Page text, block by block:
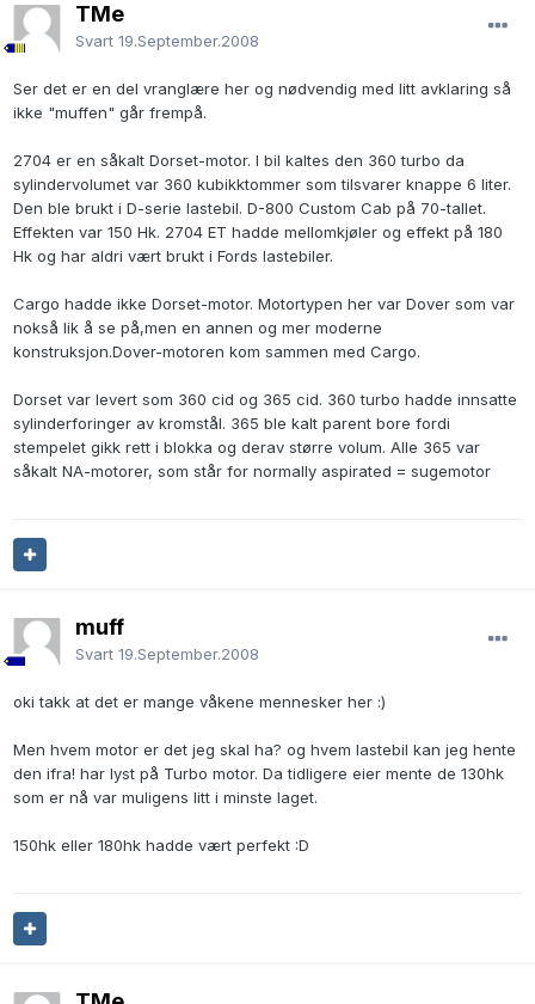
TMe
Svart 19.September.2008
Ser det er en del vranglære her og nødvendig med litt avklaring så
ikke "muffen" går frempå.
2704 er en såkalt Dorset-motor. I bil kaltes den 360 turbo da
sylindervolumet var 360 kubikktommer som tilsvarer knappe 6 liter.
Den ble brukt i D-serie lastebil. D-800 Custom Cab på 70-tallet.
Effekten var 150 Hk. 2704 ET hadde mellomkjøler og effekt på 180
Hk og har aldri vært brukt i Fords lastebiler.
Cargo hadde ikke Dorset-motor. Motortypen her var Dover som var
nokså lik å se på,men en annen og mer moderne
konstruksjon.Dover-motoren kom sammen med Cargo.
Dorset var levert som 360 cid og 365 cid. 360 turbo hadde innsatte
sylinderforinger av kromstål. 365 ble kalt parent bore fordi
stempelet gikk rett i blokka og derav større volum. Alle 365 var
såkalt NA-motorer, som står for normally aspirated = sugemotor
muff
Svart 19.September.2008
oki takk at det er mange våkene mennesker her :)
Men hvem motor er det jeg skal ha? og hvem lastebil kan jeg hente
den ifra! har lyst på Turbo motor. Da tidligere eier mente de 130hk
som er nå var muligens litt i minste laget.
150hk eller 180hk hadde vært perfekt :D